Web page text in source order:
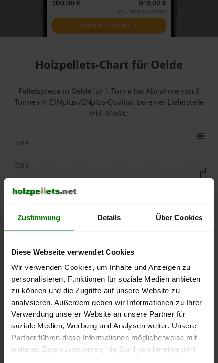
Zustimmung Details Über Cookies
Diese Webseite verwendet Cookies
Wir verwenden Cookies, um Inhalte und Anzeigen zu
personalisieren, Funktionen für soziale Medien anbieten
zu können und die Zugriffe auf unsere Website zu
analysieren. Außerdem geben wir Informationen zu Ihrer
Verwendung unserer Website an unsere Partner für
soziale Medien, Werbung und Analysen weiter. Unsere
Partner führen diese Informationen möglicherweise mit
weiteren Daten zusammen, die Sie ihnen bereitgestellt
Holzpellets-Chart für Oelde
Pelletspreise in Oelde für 1 Tonne bei Abnahmevon 6
Tonnen in DINplus-/ENplus-Qualität bei einer Lieferstelle
inkl. MwSt.:
lose Ware
2025
2026
2026
250 €
300 €
350 €
450 €
500 €
550 €
Die aktuelle Preisentwicklung für Holzpellets in Deutschland
können Sie jederzeit auf unsererPelletspreise-Seite
nachvollziehen.